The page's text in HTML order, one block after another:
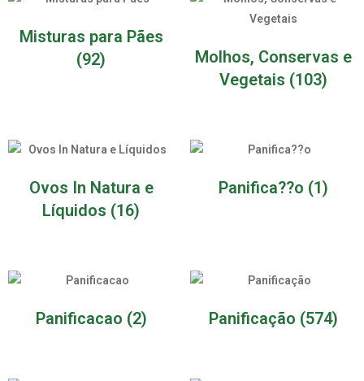
Misturas para Pães
(92)
Molhos, Conservas e
Vegetais (103)
Ovos In Natura e
Líquidos (16)
Panifica??o (1)
Panificacao (2) Panificação (574)